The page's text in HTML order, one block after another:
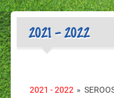
2021 – 2022
2021 - 2022 »